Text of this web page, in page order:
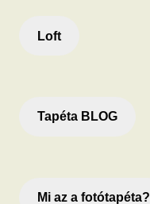
Loft
Tapéta BLOG
Mi az a fotótapéta?